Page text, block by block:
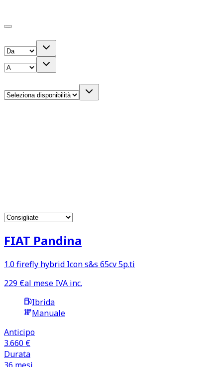
FIAT Pandina
1.0 firefly hybrid Icon s&s 65cv 5p.ti
229 €al mese IVA inc.
Ibrida
Manuale
Anticipo
3.660 €
Durata